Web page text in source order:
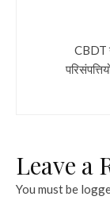
CBDT
Leave a
You must be